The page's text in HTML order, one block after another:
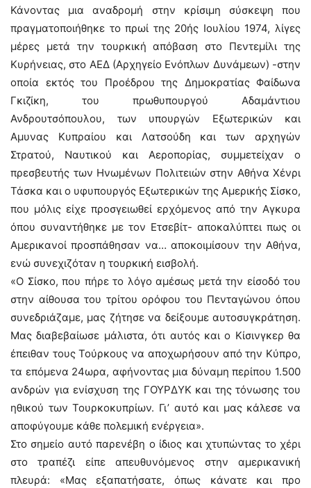
Κάνοντας μια αναδρομή στην κρίσιμη σύσκεψη που
πραγματοποιήθηκε το πρωί της 20ής Ιουλίου 1974, λίγες
μέρες μετά την τουρκική απόβαση στο Πεντεμίλι της
Κυρήνειας, στο ΑΕΔ (Αρχηγείο Ενόπλων Δυνάμεων) -στην
οποία εκτός του Προέδρου της Δημοκρατίας Φαίδωνα
Γκιζίκη, του πρωθυπουργού Αδαμάντιου
Ανδρουτσόπουλου, των υπουργών Εξωτερικών και
Αμυνας Κυπραίου και Λατσούδη και των αρχηγών
Στρατού, Ναυτικού και Αεροπορίας, συμμετείχαν ο
πρεσβευτής των Ηνωμένων Πολιτειών στην Αθήνα Χένρι
Τάσκα και ο υφυπουργός Εξωτερικών της Αμερικής Σίσκο,
που μόλις είχε προσγειωθεί ερχόμενος από την Αγκυρα
όπου συναντήθηκε με τον Ετσεβίτ- αποκαλύπτει πως οι
Αμερικανοί προσπάθησαν να… αποκοιμίσουν την Αθήνα,
ενώ συνεχιζόταν η τουρκική εισβολή.
«Ο Σίσκο, που πήρε το λόγο αμέσως μετά την είσοδό του
στην αίθουσα του τρίτου ορόφου του Πενταγώνου όπου
συνεδριάζαμε, μας ζήτησε να δείξουμε αυτοσυγκράτηση.
Μας διαβεβαίωσε μάλιστα, ότι αυτός και ο Κίσινγκερ θα
έπειθαν τους Τούρκους να αποχωρήσουν από την Κύπρο,
τα επόμενα 24ωρα, αφήνοντας μια δύναμη περίπου 1.500
ανδρών για ενίσχυση της ΓΟΥΡΔΥΚ και της τόνωσης του
ηθικού των Τουρκοκυπρίων. Γι’ αυτό και μας κάλεσε να
αποφύγουμε κάθε πολεμική ενέργεια».
Στο σημείο αυτό παρενέβη ο ίδιος και χτυπώντας το χέρι
στο τραπέζι είπε απευθυνόμενος στην αμερικανική
πλευρά: «Μας εξαπατήσατε, όπως κάνατε και προ